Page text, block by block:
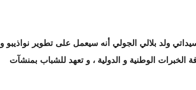
ولد بلالي الجولي أنه سيعمل على تطوير نواذيبو و
الخبرات الوطنية و الدولية ، و تعهد للشباب بمنشآت